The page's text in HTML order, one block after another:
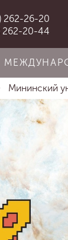
262-26-20
262-20-44
Мининский